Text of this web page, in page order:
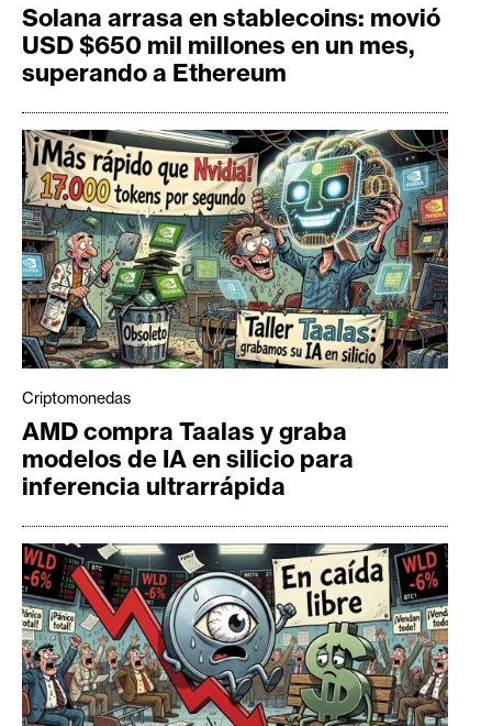
Solana arrasa en stablecoins: movió
USD $650 mil millones en un mes,
superando a Ethereum
Criptomonedas
AMD compra Taalas y graba
modelos de IA en silicio para
inferencia ultrarrápida